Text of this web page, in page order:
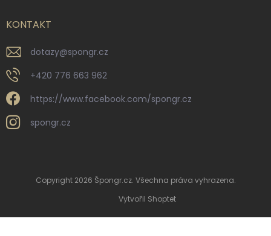
KONTAKT
dotazy@spongr.cz
+420 776 663 962
https://www.facebook.com/spongr.cz
spongr.cz
Vytvořil Shoptet
Copyright 2026 Špongr.cz. Všechna práva vyhrazena.